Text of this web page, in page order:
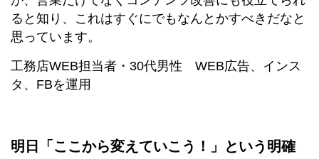
ると知り、これはすぐにでもなんとかすべきだなと
思っています。
工務店WEB担当者・30代男性 WEB広告、インス
タ、FBを運用
明日「ここから変えていこう！」という明確